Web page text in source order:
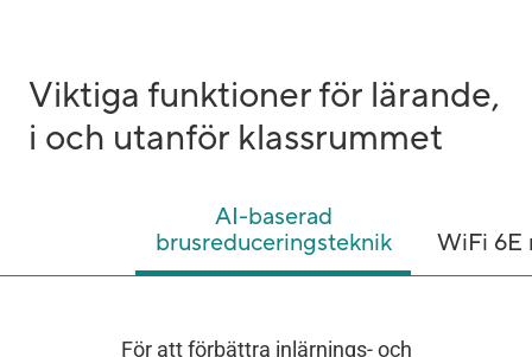
​​Viktiga funktioner för lärande,
i och utanför klassrummet
AI-baserad
brusreduceringsteknik
WiFi 6E
För att förbättra inlärnings- och